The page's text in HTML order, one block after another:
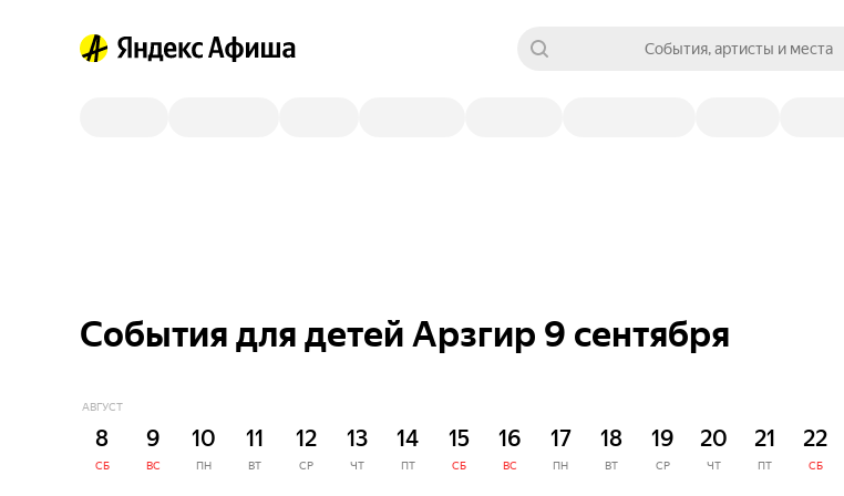
События, артисты и места
События для детей Арзгир 9 сентября
АВГУСТ
8
СБ
9
ВС
10
ПН
11
ВТ
12
СР
13
ЧТ
14
ПТ
15
СБ
16
ВС
17
ПН
18
ВТ
19
СР
20
ЧТ
21
ПТ
22
СБ